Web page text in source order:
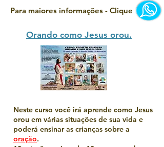
Para maiores informações - Clique
Orando como Jesus orou.
Neste curso você irá aprende como Jesus
orou em várias situações de sua vida e
poderá ensinar as crianças sobre a
oração.